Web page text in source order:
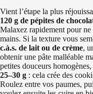
Vient l’étape la plus
120 g de pépites de
Malaxez rapidement pour
mains. Si la texture vous
c.à.s. de lait ou de crème,
obtenir une pâte malléable
petites douceurs
25–30 g : cela crée des
Roulez entre vos paumes,